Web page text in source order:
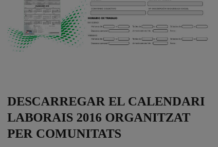
DESCARREGAR EL CALENDARI
LABORAIS 2016 ORGANITZAT
PER COMUNITATS